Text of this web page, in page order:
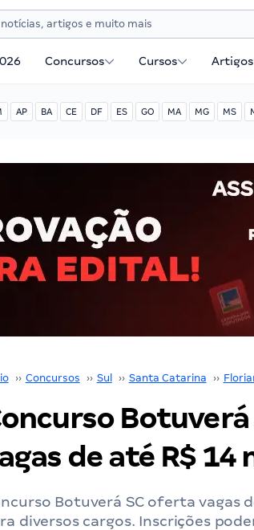
Concursos Cursos Artigos
AP BA CE DF ES GO MA MG MS
›› Concursos ›› Sul ›› Santa Catarina ››
Botuverá
de até R$ 14
Botuverá SC oferta vagas
diversos cargos. Inscrições